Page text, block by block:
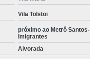
Vila Tolstoi
próximo ao Metrô Santos-
Imigrantes
Alvorada